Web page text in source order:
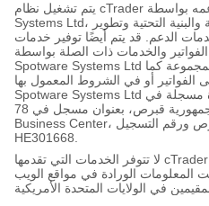
يتم تشغيل نظام cTrader البيئي وتطويره ودعمه بواسطة Spotware
Systems Ltd، بما في ذلك تكنولوجيا المنصة والبنية التحتية وتطوير
الدعم. قد يتم أيضًا توفير خدمات
والخدمات ذات الصلة بواسطة
Spotware Systems Ltd و/أو شركات أخرى ضمن نفس المجموعة كما
الفواتير أو في الشروط المعمول بها.
Spotware Systems Ltd هي شركة ذات مسؤولية محدودة مسجلة في
جمهورية قبرص، بعنوان مسجل في 78 Spyrou Kyprianou، Magnum
Business Center، الطابق الثالث، 3076 ليماسول قبرص ورقم التسجيل
HE301668.
لا تتوفر الخدمات التي تقدمها cTrader Ltd للمواطنين أو المقيمين في
المعلومات الورادة في مواقع الويب